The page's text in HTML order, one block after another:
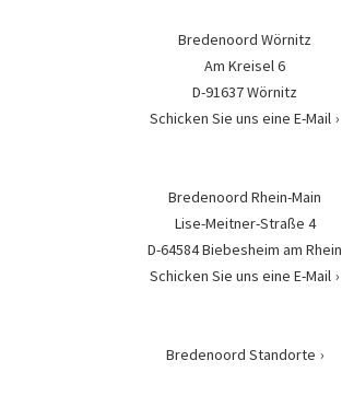
Bredenoord Wörnitz
Am Kreisel 6
D-91637 Wörnitz
Schicken Sie uns eine E-Mail
Bredenoord Rhein-Main
Lise-Meitner-Straße 4
D-64584 Biebesheim am Rhein
Schicken Sie uns eine E-Mail
Bredenoord Standorte